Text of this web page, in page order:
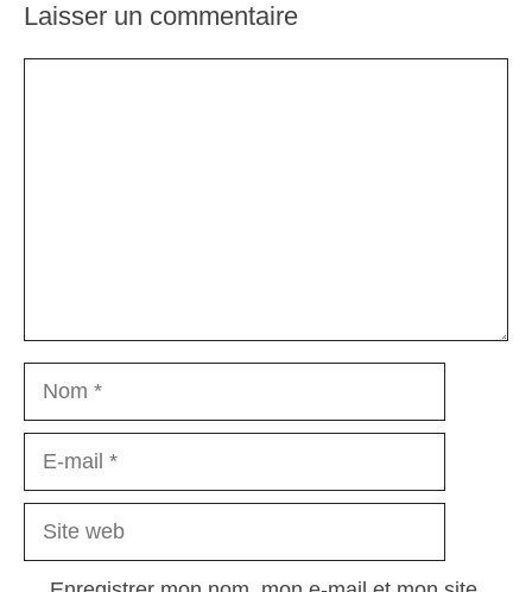
Laisser un commentaire
Nom
Site